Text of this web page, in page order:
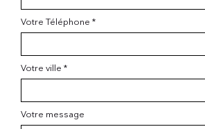
Votre Téléphone *
Votre ville *
Votre message